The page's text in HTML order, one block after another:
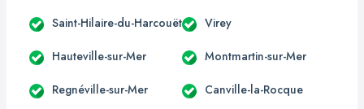
Saint-Hilaire-du-Harcouët Virey
Hauteville-sur-Mer Montmartin-sur-Mer
Regnéville-sur-Mer Canville-la-Rocque